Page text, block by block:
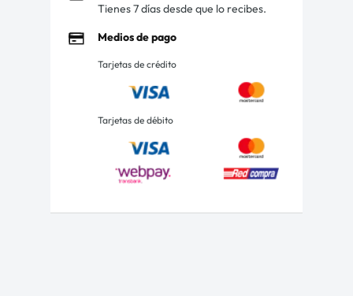
Tienes 7 días desde que lo recibes.
Medios de pago
Tarjetas de crédito
Tarjetas de débito